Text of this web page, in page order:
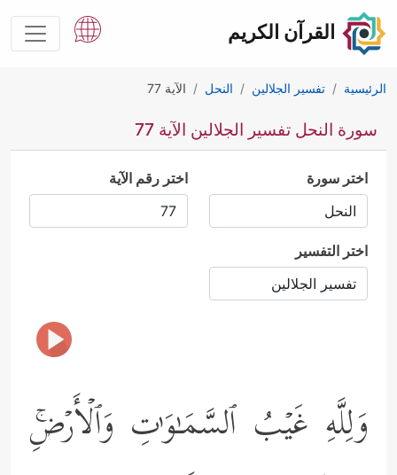
القرآن الكريم
الرئيسية تفسير الجلالين النحل الآية 77
سورة النحل تفسير الجلالين الآية 77
اختر سورة اختر رقم الآية
اختر التفسير
وَلِلَّهِ غَیۡبُ ٱلسَّمَـٰوَ ٰ⁠تِ وَٱلۡأَرۡضِۚ